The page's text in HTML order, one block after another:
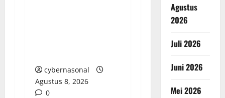
cybernasonal
Agustus 8, 2026
0
Agustus
2026
Juli 2026
Juni 2026
Mei 2026